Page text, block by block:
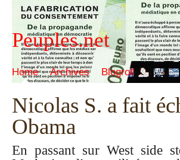
Peuples.net
Home Archives Blogroll
Nicolas S. a fait
Obama
En passant sur West side